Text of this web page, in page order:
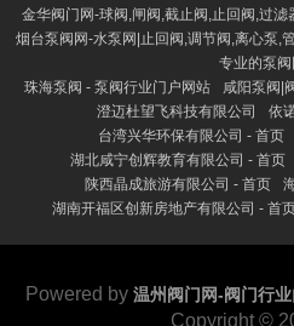
金华阀门网-球阀,闸阀,截止阀,止回阀,过滤
烟台泵阀网-水泵网|止回阀,调节阀,离心泵,
专业的泵
珠海泵阀 - 泵阀行业门户网站
咸阳泵阀|
澄迈杜望飞科技有限公司
依
台湾兴华环保有限公司 - 首页
湖北咸宁创辉教育有限公司 - 首页
陕西晶成旅游有限公司 - 首页
湖南开福区创新房地产有限公司 - 首
Powered by 温州阀门网-阀门行
Copyright ©